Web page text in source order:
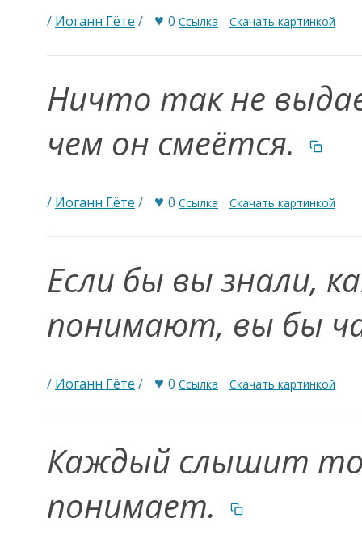
/ Иоганн Гёте / ♥ 0 Ссылка Скачать картинкой
Ничто так не
чем он смеётся.
/ Иоганн Гёте / ♥ 0 Ссылка Скачать картинкой
Если бы вы знали,
понимают, вы бы
/ Иоганн Гёте / ♥ 0 Ссылка Скачать картинкой
Каждый слышит
понимает.